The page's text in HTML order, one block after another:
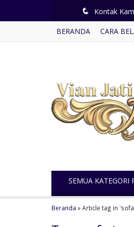
q Kontak
BERANDA CARA
SEMUA KATEGORI
Beranda »Article tag in